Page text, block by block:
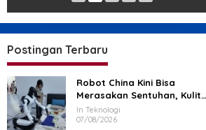
Postingan Terbaru
Robot China Kini Bisa
Merasakan Sentuhan, Kulit
Elektronik Jadi Kunci
In Teknologi
07/08/2026